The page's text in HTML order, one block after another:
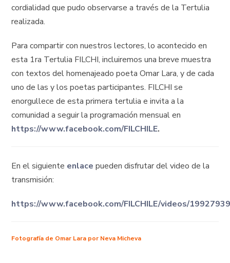
cordialidad que pudo observarse a través de la Tertulia
realizada.
Para compartir con nuestros lectores, lo acontecido en
esta 1ra Tertulia FILCHI, incluiremos una breve muestra
con textos del homenajeado poeta Omar Lara, y de cada
uno de las y los poetas participantes. FILCHI se
enorgullece de esta primera tertulia e invita a la
comunidad a seguir la programación mensual en
https://www.facebook.com/FILCHILE.
En el siguiente enlacepueden disfrutar del video de la
transmisión:
https://www.facebook.com/FILCHILE/videos/
Fotografía de Omar Lara por Neva Micheva